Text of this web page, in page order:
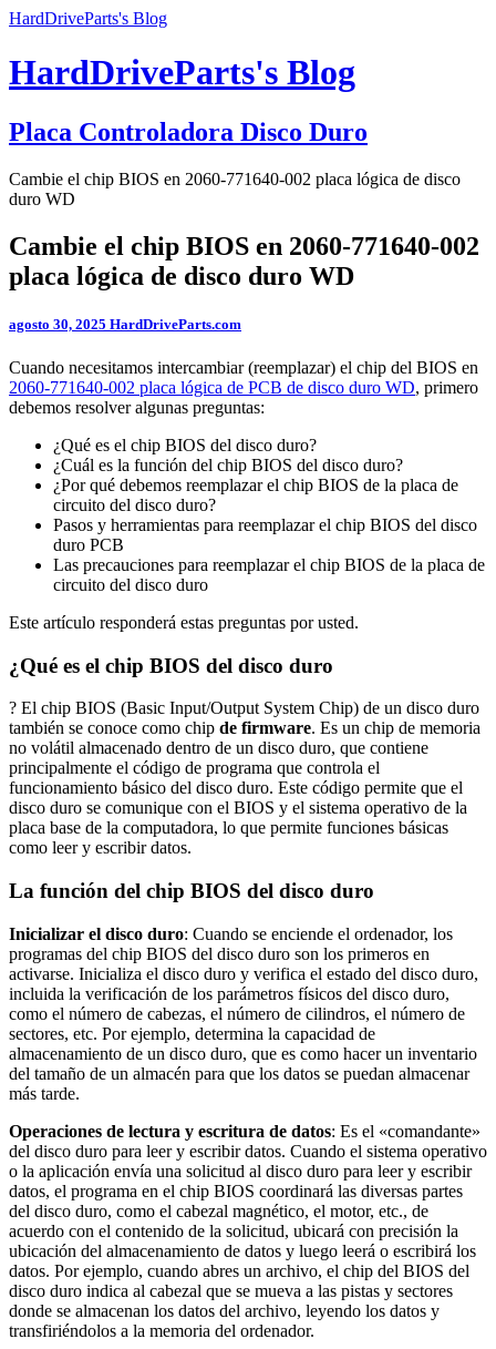
HardDriveParts's Blog
HardDriveParts's Blog
Placa Controladora Disco Duro
Cambie el chip BIOS en 2060-771640-002 placa lógica de disco
duro WD
Cambie el chip BIOS en 2060-771640-002
placa lógica de disco duro WD
agosto 30, 2025 HardDriveParts.com
Cuando necesitamos intercambiar (reemplazar) el chip del BIOS en
2060-771640-002 placa lógica de PCB de disco duro WD, primero
debemos resolver algunas preguntas:
¿Qué es el chip BIOS del disco duro?
¿Cuál es la función del chip BIOS del disco duro?
¿Por qué debemos reemplazar el chip BIOS de la placa de
circuito del disco duro?
Pasos y herramientas para reemplazar el chip BIOS del disco
duro PCB
Las precauciones para reemplazar el chip BIOS de la placa de
circuito del disco duro
Este artículo responderá estas preguntas por usted.
¿Qué es el chip BIOS del disco duro
? El chip BIOS (Basic Input/Output System Chip) de un disco duro
también se conoce como chip de firmware. Es un chip de memoria
no volátil almacenado dentro de un disco duro, que contiene
principalmente el código de programa que controla el
funcionamiento básico del disco duro. Este código permite que el
disco duro se comunique con el BIOS y el sistema operativo de la
placa base de la computadora, lo que permite funciones básicas
como leer y escribir datos.
La función del chip BIOS del disco duro
Inicializar el disco duro: Cuando se enciende el ordenador, los
programas del chip BIOS del disco duro son los primeros en
activarse. Inicializa el disco duro y verifica el estado del disco duro,
incluida la verificación de los parámetros físicos del disco duro,
como el número de cabezas, el número de cilindros, el número de
sectores, etc. Por ejemplo, determina la capacidad de
almacenamiento de un disco duro, que es como hacer un inventario
del tamaño de un almacén para que los datos se puedan almacenar
más tarde.
Operaciones de lectura y escritura de datos: Es el «comandante»
del disco duro para leer y escribir datos. Cuando el sistema operativo
o la aplicación envía una solicitud al disco duro para leer y escribir
datos, el programa en el chip BIOS coordinará las diversas partes
del disco duro, como el cabezal magnético, el motor, etc., de
acuerdo con el contenido de la solicitud, ubicará con precisión la
ubicación del almacenamiento de datos y luego leerá o escribirá los
datos. Por ejemplo, cuando abres un archivo, el chip del BIOS del
disco duro indica al cabezal que se mueva a las pistas y sectores
donde se almacenan los datos del archivo, leyendo los datos y
transfiriéndolos a la memoria del ordenador.